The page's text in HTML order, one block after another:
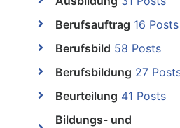
Berufsauftrag 16 Posts
Berufsbild 58 Posts
Berufsbildung 27
Beurteilung 41 Posts
Bildungs- und